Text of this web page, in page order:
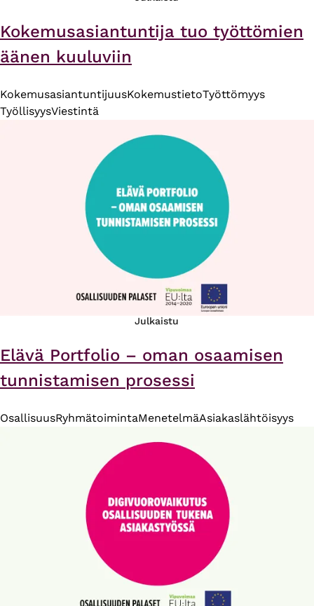
Kokemusasiantuntija tuo työttömien
äänen kuuluviin
KokemusasiantuntijuusKokemustietoTyöttömyys
TyöllisyysViestintä
Julkaistu
Elävä Portfolio – oman osaamisen
tunnistamisen prosessi
OsallisuusRyhmätoimintaMenetelmäAsiakaslähtöisyys